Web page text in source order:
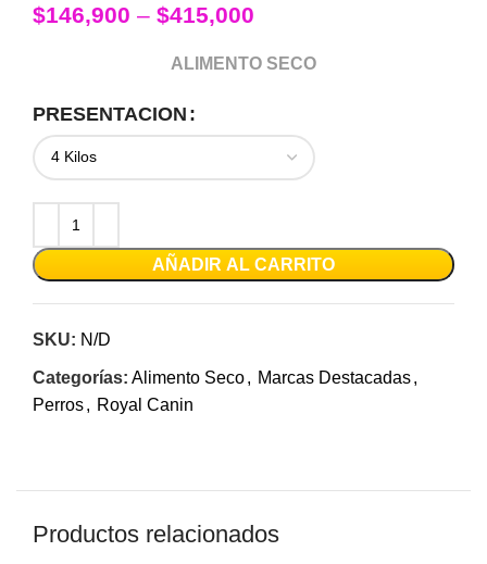
$146,900 – $415,000
ALIMENTO SECO
PRESENTACION
AÑADIR AL CARRITO
SKU: N/D
Categorías: Alimento Seco, Marcas Destacadas,
Perros, Royal Canin
Productos relacionados